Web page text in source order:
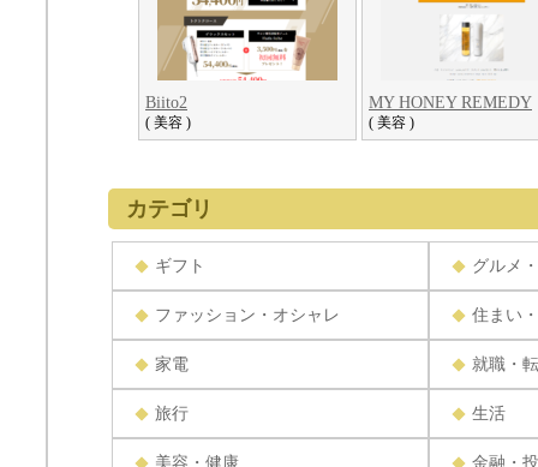
Biito2
( 美容 )
MY HONEY REMEDY
( 美容 )
カテゴリ
ギフト グルメ
ファッション・オシャレ 住まい
家電 就職・
旅行 生活
美容・健康 金融・